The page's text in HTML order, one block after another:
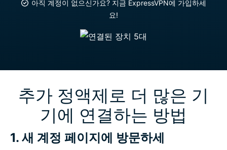
아직 계정이 없으신가요? 지금 ExpressVPN에 가입하세
요!
추가 정액제로 더 많은 기
기에 연결하는 방법
1. 새 계정 페이지에 방문하세